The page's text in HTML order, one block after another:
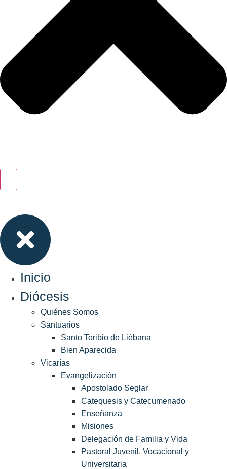
Inicio
Diócesis
Quiénes Somos
Santuarios
Santo Toribio de Liébana
Bien Aparecida
Vicarías
Evangelización
Apostolado Seglar
Catequesis y Catecumenado
Enseñanza
Misiones
Delegación de Familia y Vida
Pastoral Juvenil, Vocacional y
Universitaria